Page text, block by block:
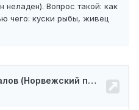
неладен). Вопрос такой: как
чего: куски рыбы, живец